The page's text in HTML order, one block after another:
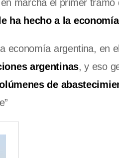
marcha el primer tramo
ha hecho a la
economía argentina, en
argentinas, y eso
de